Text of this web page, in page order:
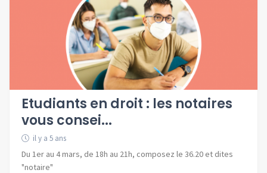
Etudiants en droit : les notaires
vous consei...
il y a 5 ans
Du 1er au 4 mars, de 18h au 21h, composez le 36.20 et dites
"notaire"